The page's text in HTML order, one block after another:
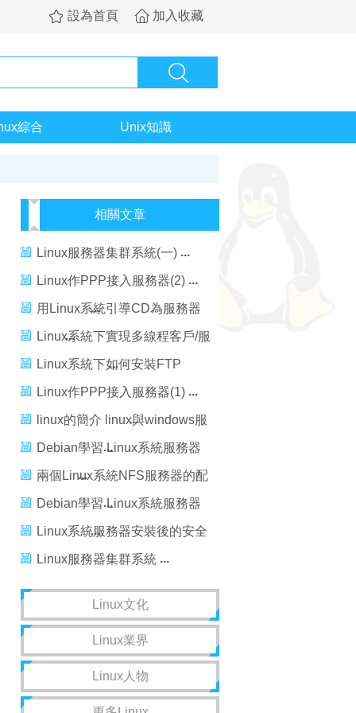
設為首頁 加入收藏
綜合 Unix知識
相關文章
Linux服務器集群系統(一)
Linux作PPP接入服務器(2)
用Linux系統引導CD為服務器
排憂解難
Linux系統下實現多線程客戶/服
務器
Linux系統下如何安裝FTP
Linux服務器
Linux作PPP接入服務器(1)
linux的簡介 linux與windows服
務器系統的區別
Debian學習 Linux系統服務器
的搭建方法
兩個Linux系統NFS服務器的配
置方法
Debian學習 Linux系統服務器
的搭建方法
Linux系統服務器安裝後的安全
配置方法
Linux服務器集群系統
Linux文化
Linux業界
Linux人物